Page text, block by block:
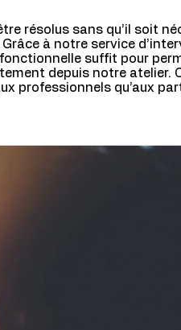
résolus sans qu’il soit
à notre service
suffit pour
depuis notre atelier.
professionnels qu’aux